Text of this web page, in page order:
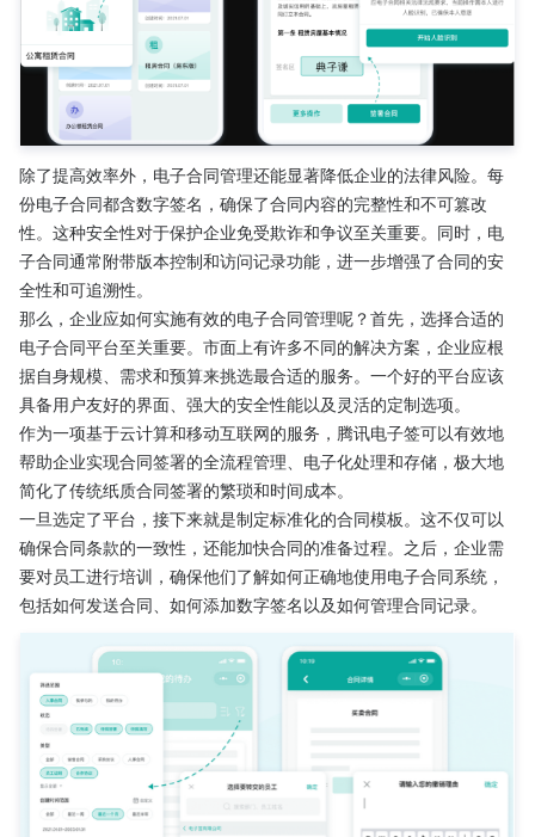
除了提高效率外，电子合同管理还能显著降低企业的法律风险。每
份电子合同都含数字签名，确保了合同内容的完整性和不可篡改
性。这种安全性对于保护企业免受欺诈和争议至关重要。同时，电
子合同通常附带版本控制和访问记录功能，进一步增强了合同的安
全性和可追溯性。
那么，企业应如何实施有效的电子合同管理呢？首先，选择合适的
电子合同平台至关重要。市面上有许多不同的解决方案，企业应根
据自身规模、需求和预算来挑选最合适的服务。一个好的平台应该
具备用户友好的界面、强大的安全性能以及灵活的定制选项。
作为一项基于云计算和移动互联网的服务，腾讯电子签可以有效地
帮助企业实现合同签署的全流程管理、电子化处理和存储，极大地
简化了传统纸质合同签署的繁琐和时间成本。
一旦选定了平台，接下来就是制定标准化的合同模板。这不仅可以
确保合同条款的一致性，还能加快合同的准备过程。之后，企业需
要对员工进行培训，确保他们了解如何正确地使用电子合同系统，
包括如何发送合同、如何添加数字签名以及如何管理合同记录。